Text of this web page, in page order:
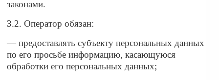
законами.
3.2. Оператор обязан:
— предоставлять субъекту персональных данных
по его просьбе информацию, касающуюся
обработки его персональных данных;